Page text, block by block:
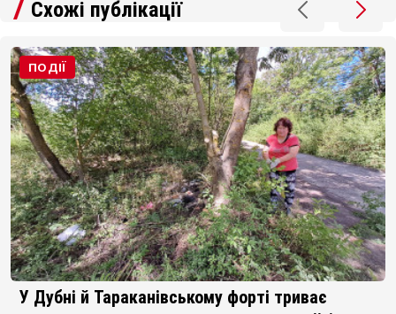
Схожі публікації
ПОДІЇ
У Дубні й Тараканівському форті триває